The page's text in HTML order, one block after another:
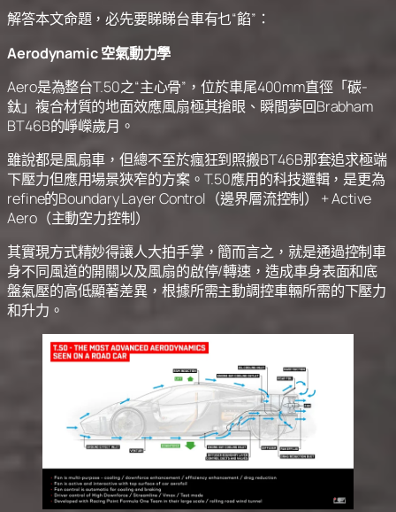
解答本文命題，必先要睇睇台車有乜“餡”：
Aerodynamic 空氣動力學
Aero是為整台T.50之“主心骨”，位於車尾400mm直徑「碳-
鈦」複合材質的地面效應風扇極其搶眼、瞬間夢回Brabham
BT46B的崢嶸歲月。
雖說都是風扇車，但總不至於瘋狂到照搬BT46B那套追求極端
下壓力但應用場景狹窄的方案。T.50應用的科技邏輯，是更為
refine的Boundary Layer Control（邊界層流控制） + Active
Aero（主動空力控制）
其實現方式精妙得讓人大拍手掌，簡而言之，就是通過控制車
身不同風道的開關以及風扇的啟停/轉速，造成車身表面和底
盤氣壓的高低顯著差異，根據所需主動調控車輛所需的下壓力
和升力。